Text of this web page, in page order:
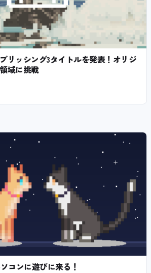
リッシング3タイトルを発表！オリジ
域に挑戦
コンに遊びに来る！